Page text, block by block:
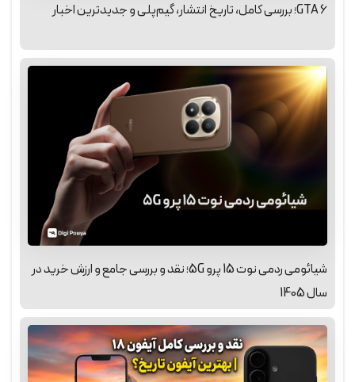
GTA 6؛ بررسی کامل، تاریخ انتشار، گیم‌پلی و جدیدترین اخبار
شیائومی ردمی نوت 15 پرو 5G؛ نقد و بررسی جامع و ارزش خرید در
سال 1405